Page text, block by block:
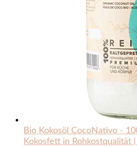
Bio Kokosöl CocoNativo -
Kokosfett in Rohkostqualität